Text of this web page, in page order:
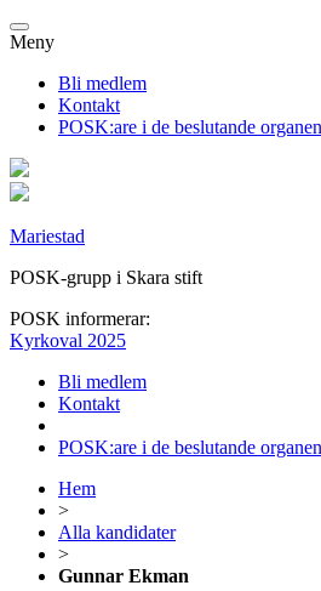
Meny
Bli medlem
Kontakt
POSK:are i de beslutande organen
Mariestad
POSK-grupp i Skara stift
POSK informerar:
Kyrkoval 2025
Bli medlem
Kontakt
POSK:are i de beslutande organen
Hem
>
Alla kandidater
>
Gunnar Ekman